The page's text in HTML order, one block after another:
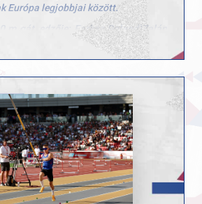
Európa legjobbjai között.
m gát, edzője: Farkas Roland)Zalán
jutott tovább, összesítésben
be a középfutamba. Ott remek rajtot
helyen zárt. A 110 m gát technikás,
teli szám, és Zalán hatalmas
versenyzett.
m, edzője: Kószás Kriszta)Sára
a mezőny egyik legfiatalabb
hiszen ebben a korosztályban
es születésűek indulnak. Már az
hogy kijutott az EB-re, ahol